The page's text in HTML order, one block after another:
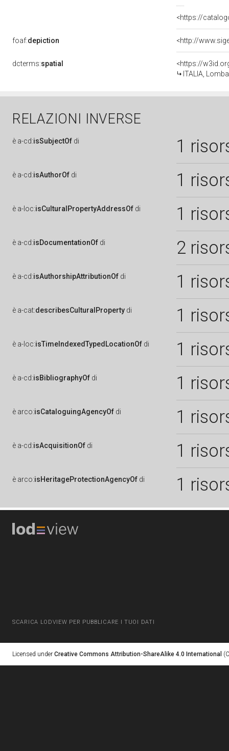
<https://
foaf:depiction
dcterms:spatial
<https://
ITALIA,
RELAZIONI INVERSE
è a-cd:isSubjectOf di 1
è a-cd:isAuthorOf di 1
è a-loc:isCulturalPropertyAddressOf di 1
è a-cd:isDocumentationOf di 2
è a-cd:isAuthorshipAttributionOf di 1
è a-cat:describesCulturalProperty di 1
è a-loc:isTimeIndexedTypedLocationOf di 1
è a-cd:isBibliographyOf di 1
è arco:isCataloguingAgencyOf di 1
è a-cd:isAcquisitionOf di 1
è arco:isHeritageProtectionAgencyOf di 1
SCARICA LODVIEW PER PUBBLICARE I TUOI DATI
Licensed under Creative Commons Attribution-ShareAlike 4.0 International